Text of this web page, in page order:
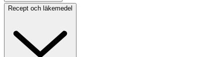
Recept och läkemedel